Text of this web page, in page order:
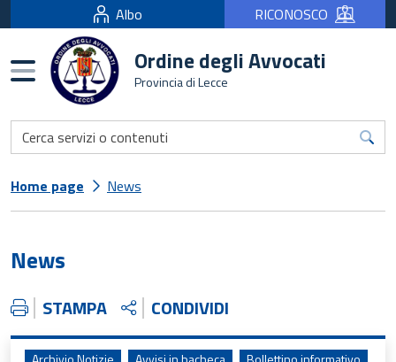
Albo RICONOSCO
Burger menu Ordine degli Avvocati
Provincia di Lecce
Home page News
News
STAMPA CONDIVIDI